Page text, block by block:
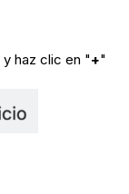
y haz clic en "+"